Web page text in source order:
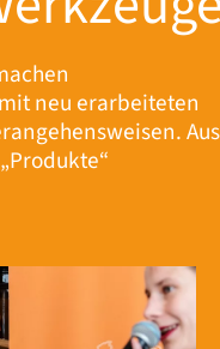
neu erarbeiteten
Aus